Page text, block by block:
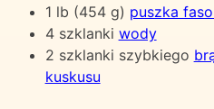
1 lb (454 g) puszka
4 szklanki wody
2 szklanki szybkiego
kuskusu